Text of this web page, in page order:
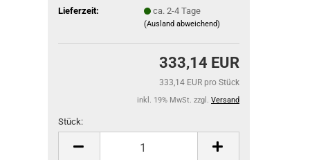
Lieferzeit:
ca. 2-4 Tage
(Ausland abweichend)
333,14 EUR
333,14 EUR pro Stück
inkl. 19% MwSt. zzgl. Versand
Stück:
Stück